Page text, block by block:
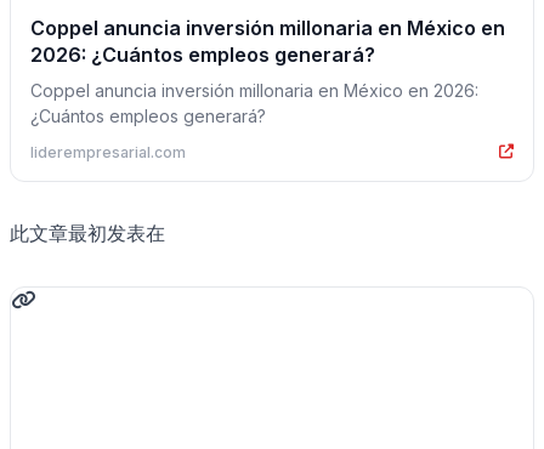
Coppel anuncia inversión millonaria en México en
2026: ¿Cuántos empleos generará?
Coppel anuncia inversión millonaria en México en 2026:
¿Cuántos empleos generará?
liderempresarial.com
此文章最初发表在